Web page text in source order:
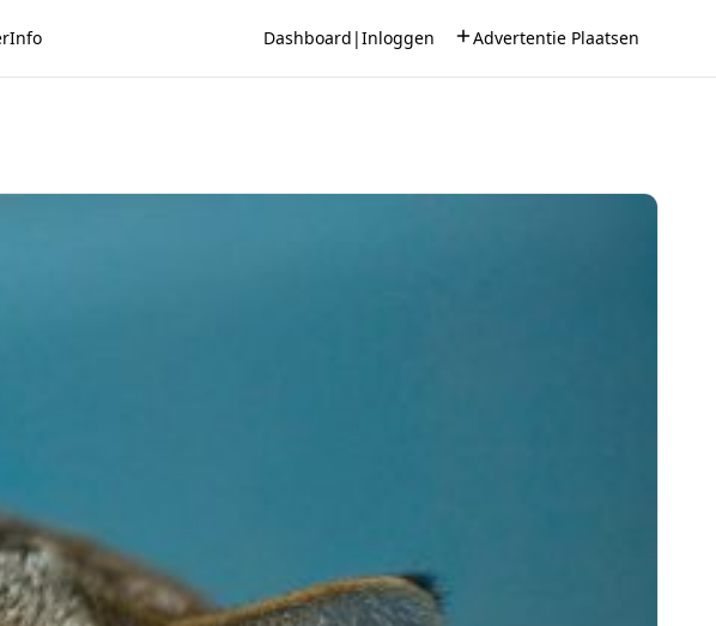
Info Dashboard |Inloggen Advertentie Plaatsen